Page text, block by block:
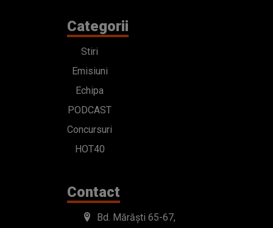
Categorii
Stiri
Emisiuni
Echipa
PODCAST
Concursuri
HOT40
Contact
Bd. Mărăști 65-67,